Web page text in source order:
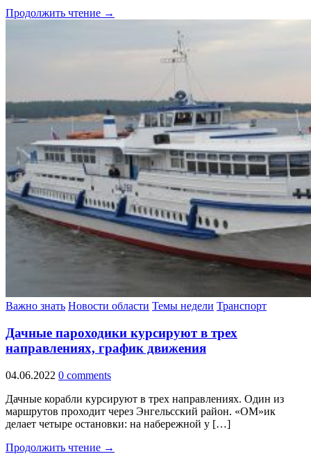
Продолжить чтение →
Важно знать Новости области Темы недели Транспорт
Дачные пароходики курсируют в трех
направлениях, график движения
04.06.2022 0 comments
Дачные корабли курсируют в трех направлениях. Один из
маршрутов проходит через Энгельсский район. «ОМ»ик
делает четыре остановки: на набережной у […]
Продолжить чтение →